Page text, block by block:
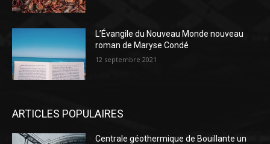
L’Évangile du Nouveau Monde nouveau
roman de Maryse Condé
12 septembre 2021
ARTICLES POPULAIRES
Centrale géothermique de Bouillante un